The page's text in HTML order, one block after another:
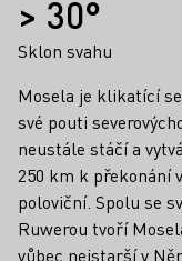
> 30°
Sklon svahu
Mosela je klikatící
své pouti
neustále stáčí a
250 km k překonání
poloviční. Spolu se
Ruwerou tvoří
vůbec nejstarší v